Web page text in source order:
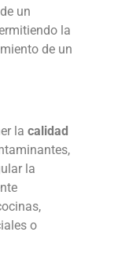
un
la
de un
lacalidad
la
o